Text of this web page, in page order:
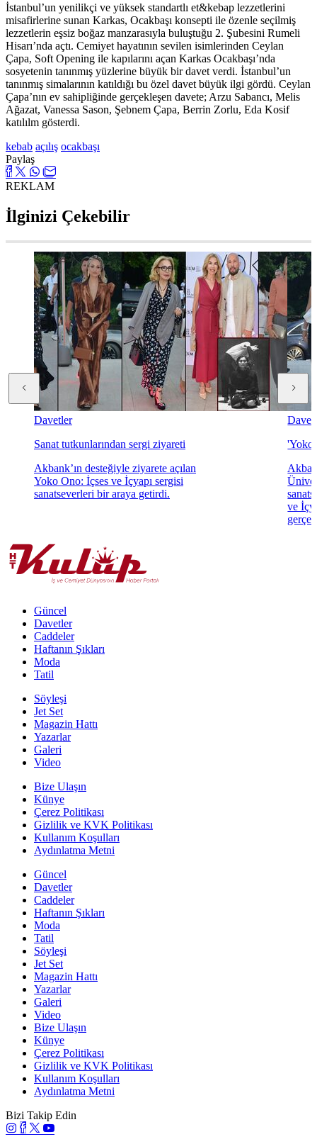
İstanbul’un yenilikçi ve yüksek standartlı et&kebap lezzetlerini
misafirlerine sunan Karkas, Ocakbaşı konsepti ile özenle seçilmiş
lezzetlerin eşsiz boğaz manzarasıyla buluştuğu 2. Şubesini Rumeli
Hisarı’nda açtı. Cemiyet hayatının sevilen isimlerinden Ceylan
Çapa, Soft Opening ile kapılarını açan Karkas Ocakbaşı’nda
sosyetenin tanınmış yüzlerine büyük bir davet verdi. İstanbul’un
tanınmış simalarının katıldığı bu özel davet büyük ilgi gördü. Ceylan
Çapa’nın ev sahipliğinde gerçekleşen davete; Arzu Sabancı, Melis
Ağazat, Vanessa Sason, Şebnem Çapa, Berrin Zorlu, Eda Kosif
katılılm gösterdi.
kebab açılış ocakbaşı
Paylaş
REKLAM
İlginizi Çekebilir
Davetler
Sanat tutkunlarından sergi ziyareti
Akbank’ın desteğiyle ziyarete açılan
Yoko Ono: İçses ve İçyapı sergisi
sanatseverleri bir araya getirdi.
'Yoko
ve
Güncel
Davetler
Caddeler
Haftanın Şıkları
Moda
Tatil
Söyleşi
Jet Set
Magazin Hattı
Yazarlar
Galeri
Video
Bize Ulaşın
Künye
Çerez Politikası
Gizlilik ve KVK Politikası
Kullanım Koşulları
Aydınlatma Metni
Güncel
Davetler
Caddeler
Haftanın Şıkları
Moda
Tatil
Söyleşi
Jet Set
Magazin Hattı
Yazarlar
Galeri
Video
Bize Ulaşın
Künye
Çerez Politikası
Gizlilik ve KVK Politikası
Kullanım Koşulları
Aydınlatma Metni
Bizi Takip Edin